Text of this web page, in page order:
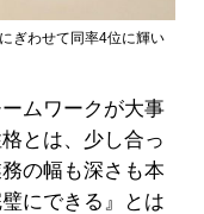
ぎわせて同率4位に輝い
ムワークが大事
とは、少し合っ
の幅も深さも本
にできる』とは